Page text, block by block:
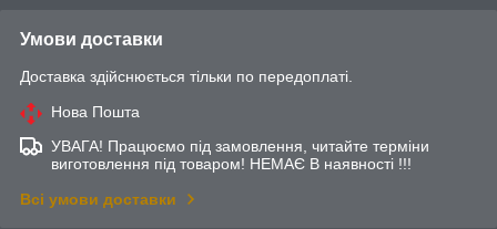
Умови доставки
Доставка здійснюється тільки по передоплаті.
Нова Пошта
УВАГА! Працюємо під замовлення, читайте терміни
виготовлення під товаром! НЕМАЄ В наявності !!!
Всі умови доставки